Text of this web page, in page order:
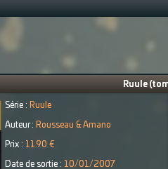
Ruule
Série : Ruule
Auteur : Rousseau & Amano
Prix : 11.90 €
Date de sortie : 10/01/2007